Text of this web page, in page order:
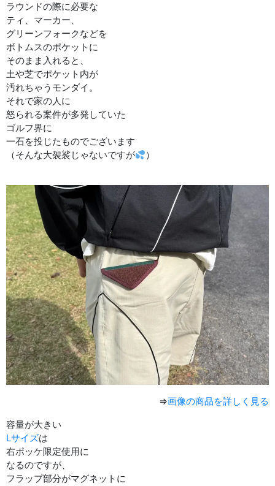
ラウンドの際に必要な
ティ、マーカー、
グリーンフォークなどを
ボトムスのポケットに
そのまま入れると、
土や芝でポケット内が
汚れちゃうモンダイ。
それで家の人に
怒られる案件が多発していた
ゴルフ界に
一石を投じたものでございます
（そんな大袈裟じゃないですが
）
⇒画像の商品を詳しく見る
容量が大きい
Lサイズは
右ポッケ限定使用に
なるのですが、
フラップ部分がマグネットに